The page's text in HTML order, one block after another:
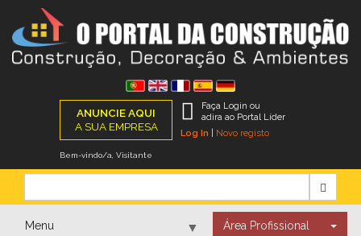
ANUNCIE AQUI
A SUA EMPRESA
Faça Login ou
adira ao Portal Líder
Log In
Novo registo
Bem-vindo/a, Visitante
Menu ▼ Área Profissional